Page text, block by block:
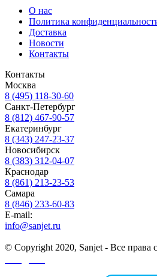
О нас
Политика
Доставка
Новости
Контакты
Контакты
Москва
8 (495) 118-30-60
Санкт-Петербург
8 (812) 467-90-57
Екатеринбург
8 (343) 247-23-37
Новосибирск
8 (383) 312-04-07
Краснодар
8 (861) 213-23-53
Самара
8 (846) 233-60-83
E-mail:
info@sanjet.ru
© Copyright 2020, Sanjet - Все права